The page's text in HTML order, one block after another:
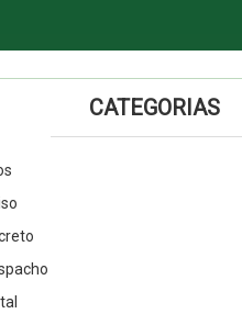
CATEGORIAS